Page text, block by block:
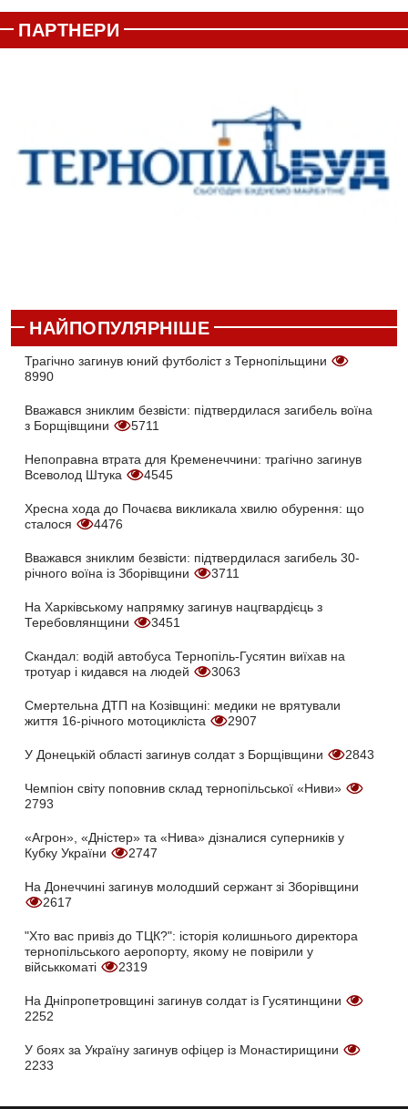
ПАРТНЕРИ
НАЙПОПУЛЯРНІШЕ
Трагічно загинув юний футболіст з Тернопільщини
8990
Вважався зниклим безвісти: підтвердилася загибель воїна
з Борщівщини
5711
Непоправна втрата для Кременеччини: трагічно загинув
Всеволод Штука
4545
Хресна хода до Почаєва викликала хвилю обурення: що
сталося
4476
Вважався зниклим безвісти: підтвердилася загибель 30-
річного воїна із Зборівщини
3711
На Харківському напрямку загинув нацгвардієць з
Теребовлянщини
3451
Скандал: водій автобуса Тернопіль-Гусятин виїхав на
тротуар і кидався на людей
3063
Смертельна ДТП на Козівщині: медики не врятували
життя 16-річного мотоцикліста
2907
У Донецькій області загинув солдат з Борщівщини 2843
Чемпіон світу поповнив склад тернопільської «Ниви»
2793
«Агрон», «Дністер» та «Нива» дізналися суперників у
Кубку України
2747
На Донеччині загинув молодший сержант зі Зборівщини
2617
"Хто вас привіз до ТЦК?": історія колишнього директора
тернопільського аеропорту, якому не повірили у
військкоматі
2319
На Дніпропетровщині загинув солдат із Гусятинщини
2252
У боях за Україну загинув офіцер із Монастирищини
2233